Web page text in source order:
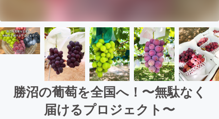
勝沼の葡萄を全国へ！〜無駄なく
届けるプロジェクト〜